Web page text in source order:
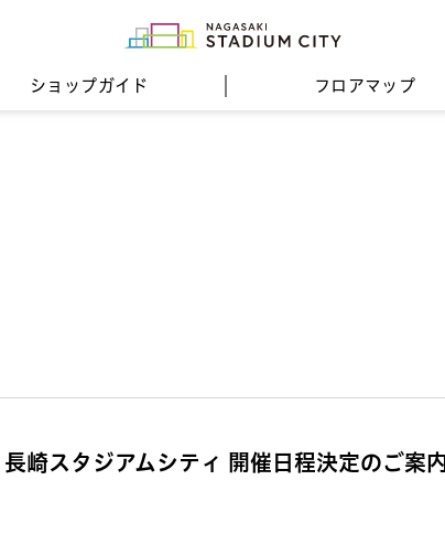
ショップガイド フロアマップ
崎スタジアムシティ 開催日程決定のご案内